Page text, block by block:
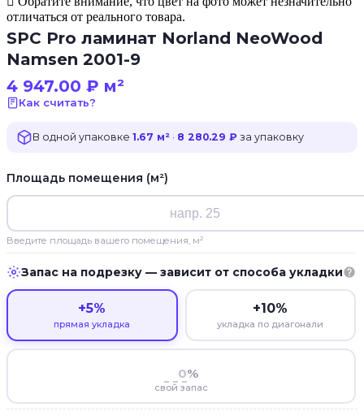
отличаться от реального товара.
SPC Pro ламинат Norland NeoWood
Namsen 2001-9
4 947.00 ₽ м²
Как считать?
В одной упаковке 1.67 м² · 8 280.29 ₽ за упаковку
Площадь помещения (м²)
Введите площадь вашего помещения, м²
Запас на подрезку — зависит от способа укладки
+5%
прямая укладка
+10%
укладка по диагонали
%
свой запас